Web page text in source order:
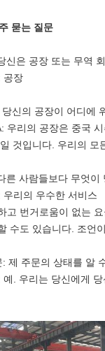
묻는 질문
신은 공장 또는 무역
공장
당신의 공장이 어디에
우리의 공장은 중국
것입니다. 우리의 모
른 사람들보다 무엇이
우리의 우수한 서비스
고 번거로움이 없는
수도 있습니다. 조언
: 제 주문의 상태를 알
예. 우리는 당신에게